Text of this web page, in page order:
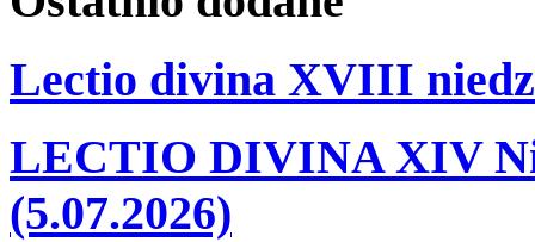
Lectio divina XVIII
LECTIO DIVINA XIV
(5.07.2026)